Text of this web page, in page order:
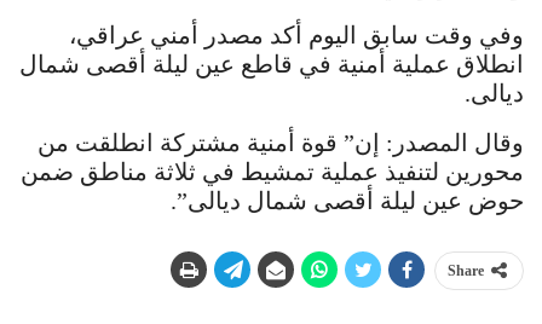
وفي وقت سابق اليوم أكد مصدر أمني عراقي،
انطلاق عملية أمنية في قاطع عين ليلة أقصى شمال
ديالى.
وقال المصدر: إن” قوة أمنية مشتركة انطلقت من
محورين لتنفيذ عملية تمشيط في ثلاثة مناطق ضمن
حوض عين ليلة أقصى شمال ديالى”.
Share